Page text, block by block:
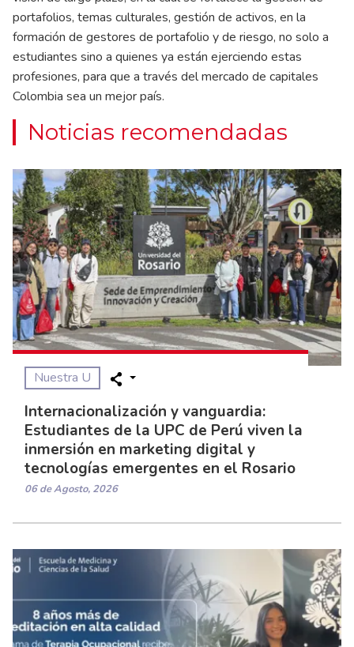
portafolios, temas culturales, gestión de activos, en la
formación de gestores de portafolio y de riesgo, no solo a
estudiantes sino a quienes ya están ejerciendo estas
profesiones, para que a través del mercado de capitales
Colombia sea un mejor país.
Noticias recomendadas
Nuestra U
Internacionalización y vanguardia:
Estudiantes de la UPC de Perú viven la
inmersión en marketing digital y
tecnologías emergentes en el Rosario
06 de Agosto, 2026